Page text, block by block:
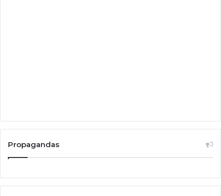
Propagandas